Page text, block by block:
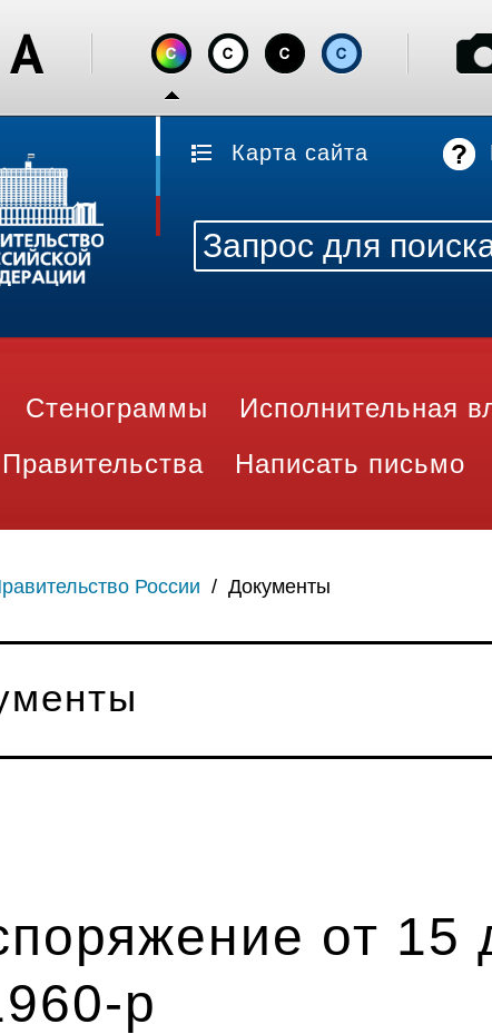
Карта сайта
Стенограммы Исполнительная
Написать письмо
России / Документы
от 15
р